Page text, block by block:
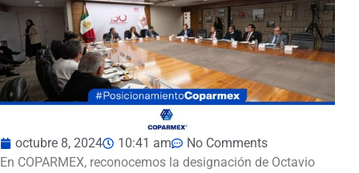
octubre 8, 2024 10:41 am
No Comments
En COPARMEX, reconocemos la designación de Octavio